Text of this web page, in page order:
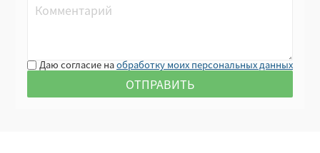
Даю согласие наобработку моих персональных данных